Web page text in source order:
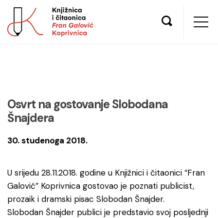
Osvrt na gostovanje Slobodana
Šnajdera
30. studenoga 2018.
U srijedu 28.11.2018. godine u Knjižnici i čitaonici “Fran
Galović” Koprivnica gostovao je poznati publicist,
prozaik i dramski pisac Slobodan Šnajder.
Slobodan Šnajder publici je predstavio svoj posljednji